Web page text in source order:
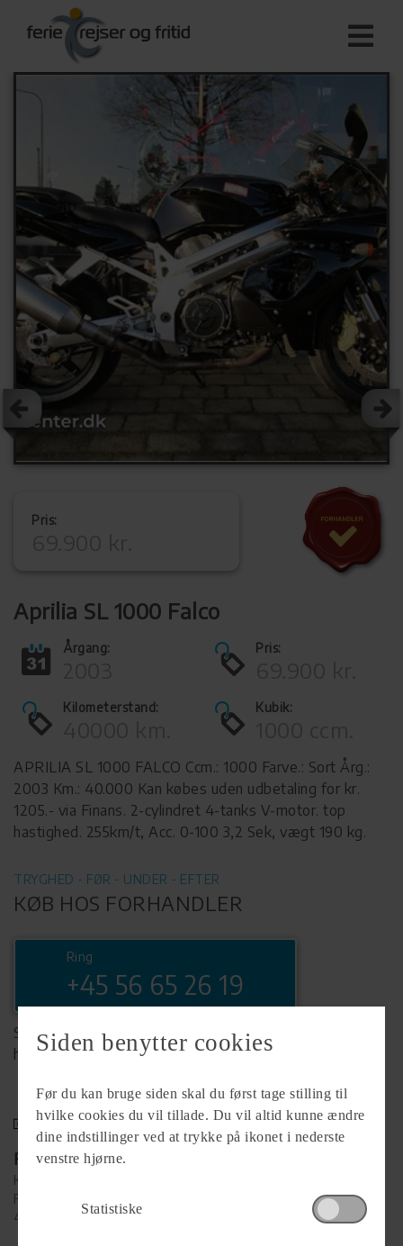
Pris:
Aprilia SL 1000 Falco
Årgang: Pris:
Kilometerstand: Kubik:
APRILIA SL 1000 FALCO Ccm.: 1000 Farve.: Sort Årg.:
2003 Km.: 40.000 Kan købes uden udbetaling for kr.
1205.- via Finans. 2-cylindret 4-tanks V-motor. top
hastighed. 255km/t, Acc. 0-100 3,2 Sek, vægt 190 kg.
TRYGHED - FØR - UNDER - EFTER
KØB HOS FORHANDLER
Ring
+45 56 65 26 19
Se komplet info på forhandlerens
hjemmeside
Forhandler
Køge MC
Falkevej 38
4600 Køge
Siden benytter cookies
Før du kan bruge siden skal du først tage stilling til
hvilke cookies du vil tillade. Du vil altid kunne ændre
dine indstillinger ved at trykke på ikonet i nederste
venstre hjørne.
Statistiske